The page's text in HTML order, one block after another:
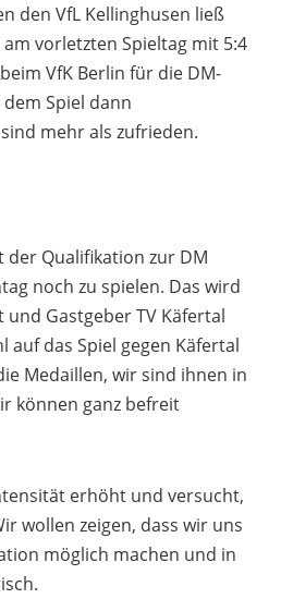
den VfL Kellinghusen ließ
vorletzten Spieltag mit 5:4
VfK Berlin für die DM-
Spiel dann
mehr als zufrieden.
der Qualifikation zur DM
noch zu spielen. Das wird
Gastgeber TV Käfertal
auf das Spiel gegen Käfertal
Medaillen, wir sind ihnen in
können ganz befreit
erhöht und versucht,
wollen zeigen, dass wir uns
möglich machen und in